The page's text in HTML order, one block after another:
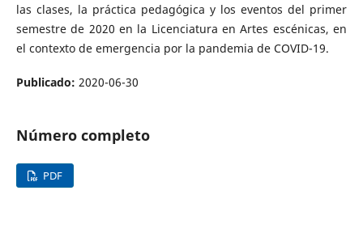
las clases, la práctica pedagógica y los eventos del primer
semestre de 2020 en la Licenciatura en Artes escénicas, en
el contexto de emergencia por la pandemia de COVID-19.
Publicado: 2020-06-30
Número completo
PDF